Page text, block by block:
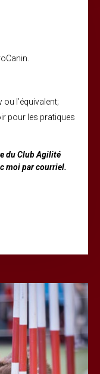
l’équivalent;
pour les pratiques
du Club Agilité
moi par courriel.